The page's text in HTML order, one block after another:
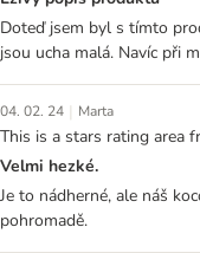
Doteď jsem byl s tímto
jsou ucha malá. Navíc při
04. 02. 24 | Marta
This is a stars rating area
Velmi hezké.
Je to nádherné, ale náš
pohromadě.